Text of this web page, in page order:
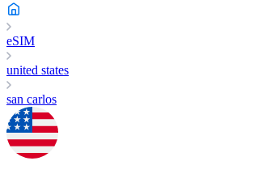
eSIM
united states
san carlos